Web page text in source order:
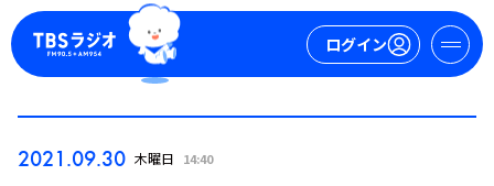
ログイン
2021.09.30 木曜日 14:40